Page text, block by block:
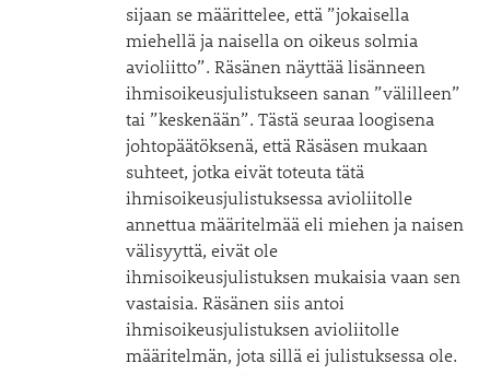
sijaan se määrittelee, että ”jokaisella
miehellä ja naisella on oikeus solmia
avioliitto”. Räsänen näyttää lisänneen
ihmisoikeusjulistukseen sanan ”välilleen”
tai ”keskenään”. Tästä seuraa loogisena
johtopäätöksenä, että Räsäsen mukaan
suhteet, jotka eivät toteuta tätä
ihmisoikeusjulistuksessa avioliitolle
annettua määritelmää eli miehen ja naisen
välisyyttä, eivät ole
ihmisoikeusjulistuksen mukaisia vaan sen
vastaisia. Räsänen siis antoi
ihmisoikeusjulistuksen avioliitolle
määritelmän, jota sillä ei julistuksessa ole.